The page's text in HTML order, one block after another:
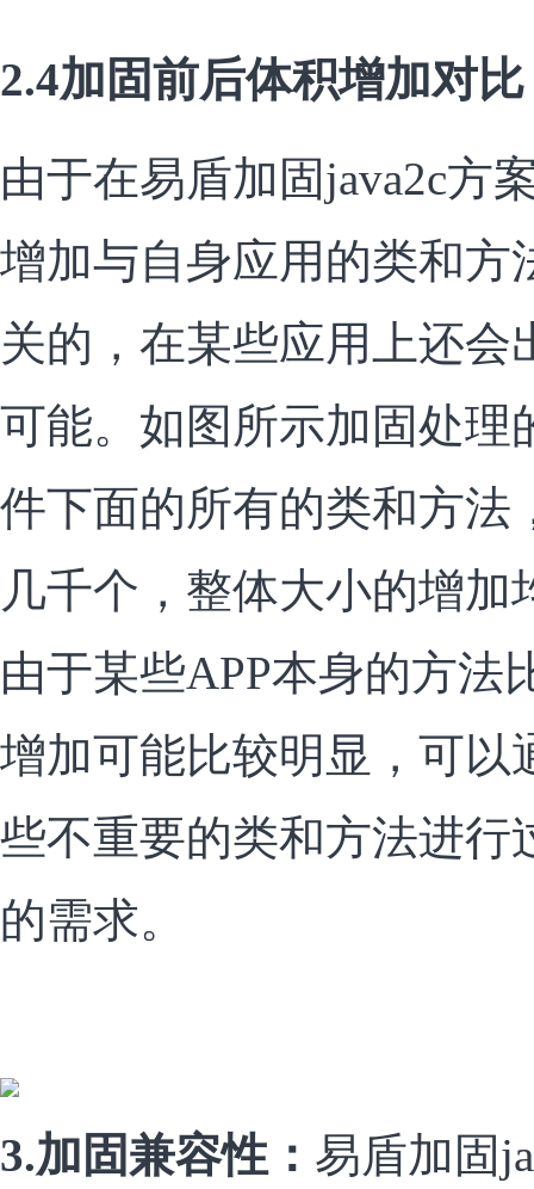
2.4加固前后体积增加对
由于在易盾加固java2c方
增加与自身应用的类和方
关的，在某些应用上还会
可能。如图所示加固处理
件下面的所有的类和方法
几千个，整体大小的增
由于某些APP本身的方法
增加可能比较明显，可以
些不重要的类和方法进行
的需求。
3.加固兼容性： 易盾加固